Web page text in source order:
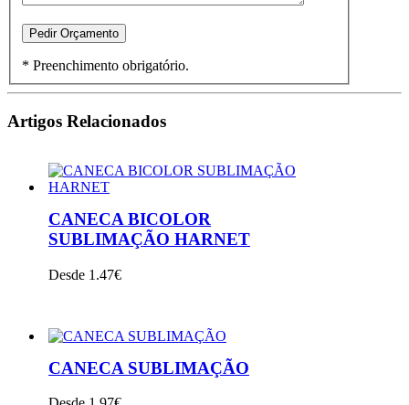
* Preenchimento obrigatório.
Artigos Relacionados
CANECA BICOLOR
SUBLIMAÇÃO HARNET
Desde 1.47€
CANECA SUBLIMAÇÃO